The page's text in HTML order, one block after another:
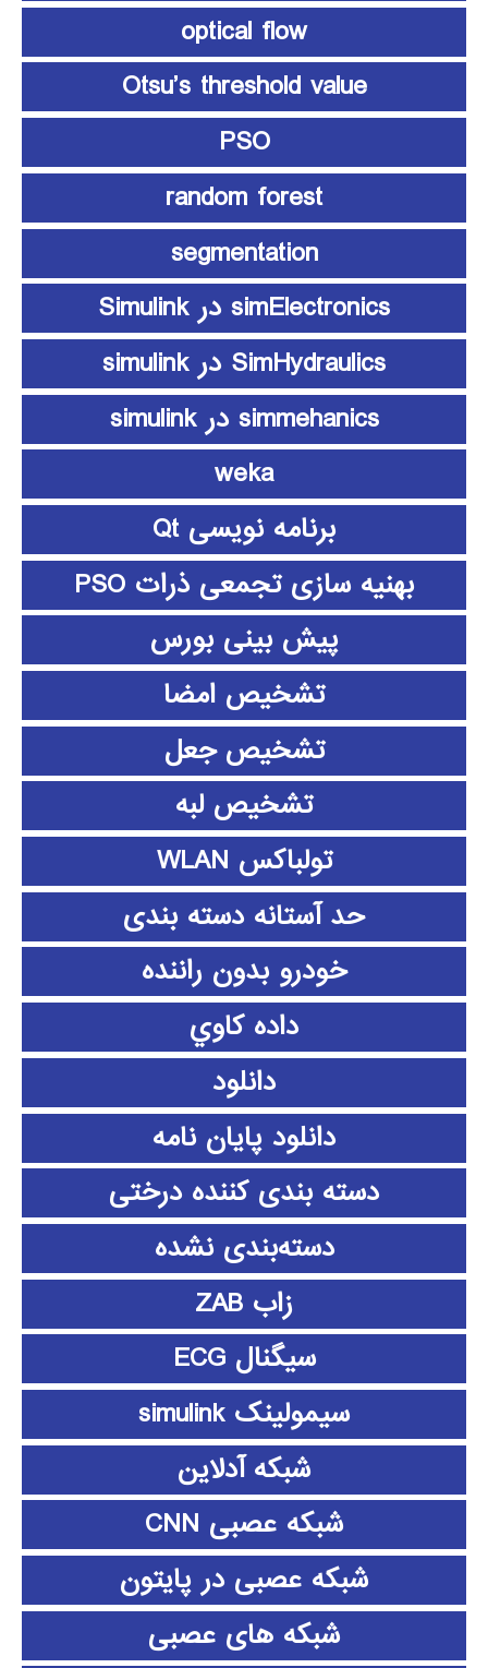
optical flow
Otsu’s threshold value
PSO
random forest
segmentation
simElectronics در Simulink
SimHydraulics در simulink
simmehanics در simulink
weka
برنامه نویسی Qt
بهنیه سازی تجمعی ذرات PSO
پیش بینی بورس
تشخیص امضا
تشخیص جعل
تشخیص لبه
تولباکس WLAN
حد آستانه دسته بندی
خودرو بدون راننده
داده كاوي
دانلود
دانلود پايان نامه
دسته بندی کننده درختی
دسته‌بندی نشده
زاب ZAB
سیگنال ECG
سیمولینک simulink
شبکه آدلاین
شبکه عصبی CNN
شبکه عصبی در پایتون
شبکه های عصبی